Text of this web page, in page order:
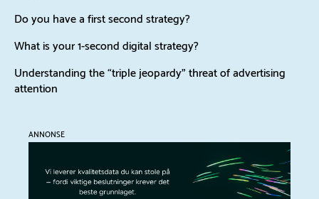
Do you have a first second strategy?
What is your 1-second digital strategy?
Understanding the “triple jeopardy” threat of advertising
attention
ANNONSE